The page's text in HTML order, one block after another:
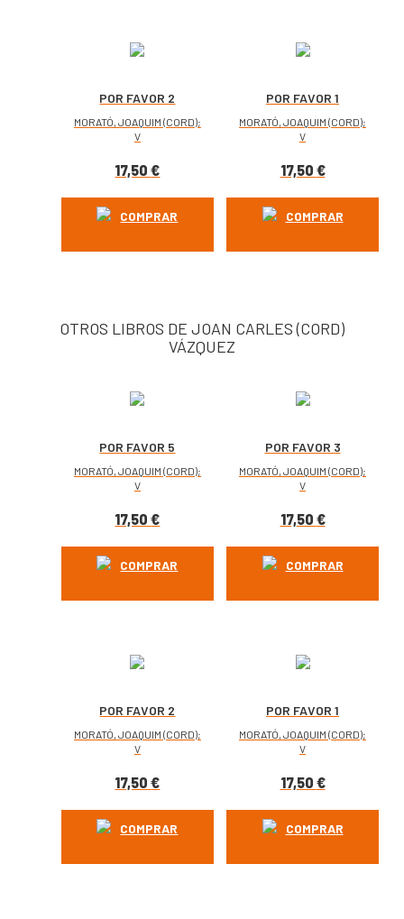
POR FAVOR 2
MORATÓ, JOAQUIM (CORD);
V
17,50€
COMPRAR
POR FAVOR 1
MORATÓ, JOAQUIM (CORD);
V
17,50 €
COMPRAR
OTROS LIBROS DE JOAN CARLES (CORD)
VÁZQUEZ
POR FAVOR 5
MORATÓ, JOAQUIM (CORD);
V
17,50€
COMPRAR
POR FAVOR 3
MORATÓ, JOAQUIM (CORD);
V
17,50 €
COMPRAR
POR FAVOR 2
MORATÓ, JOAQUIM (CORD);
V
17,50€
COMPRAR
POR FAVOR 1
MORATÓ, JOAQUIM (CORD);
V
17,50 €
COMPRAR